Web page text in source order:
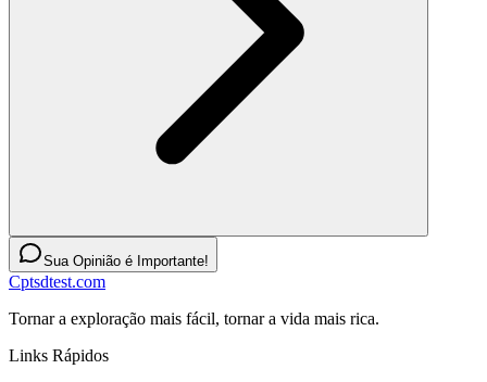
Sua Opinião é Importante!
Cptsdtest.com
Tornar a exploração mais fácil, tornar a vida mais rica.
Links Rápidos